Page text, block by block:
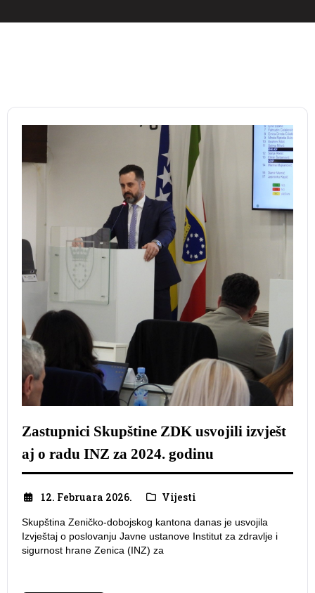
Zastupnici Skupštine ZDK usvojili izvješt
aj o radu INZ za 2024. godinu
12. Februara 2026. Vijesti
Skupština Zeničko-dobojskog kantona danas je usvojila
Izvještaj o poslovanju Javne ustanove Institut za zdravlje i
sigurnost hrane Zenica (INZ) za